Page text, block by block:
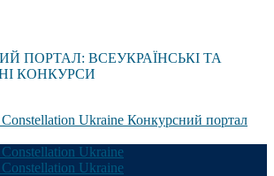
ПОРТАЛ: ВСЕУКРАЇНСЬКІ ТА
КОНКУРСИ
Конкурсний портал